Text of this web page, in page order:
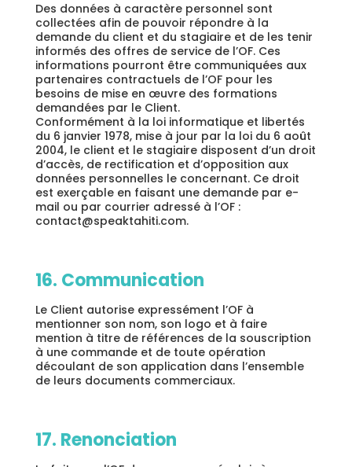
Des données à caractère personnel sont
collectées afin de pouvoir répondre à la
demande du client et du stagiaire et de les tenir
informés des offres de service de l’OF. Ces
informations pourront être communiquées aux
partenaires contractuels de l’OF pour les
besoins de mise en œuvre des formations
demandées par le Client.
Conformément à la loi informatique et libertés
du 6 janvier 1978, mise à jour par la loi du 6 août
2004, le client et le stagiaire disposent d’un droit
d’accès, de rectification et d’opposition aux
données personnelles le concernant. Ce droit
est exerçable en faisant une demande par e-
mail ou par courrier adressé à l’OF :
contact@speaktahiti.com.
16. Communication
Le Client autorise expressément l’OF à
mentionner son nom, son logo et à faire
mention à titre de références de la souscription
à une commande et de toute opération
découlant de son application dans l’ensemble
de leurs documents commerciaux.
17. Renonciation